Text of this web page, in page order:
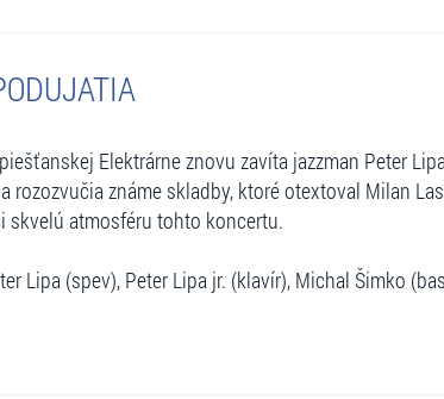
Elektrárne znovu zavíta jazzman Peter
rozozvučia známe skladby, ktoré otextoval Milan
skvelú atmosféru tohto koncertu.
Lipa (spev), Peter Lipa jr. (klavír), Michal Šimko